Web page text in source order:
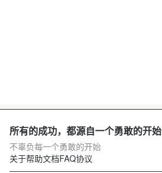
所有的成功，都源自一个勇敢的开始
不辜负每一个勇敢的开始
关于帮助文档FAQ协议